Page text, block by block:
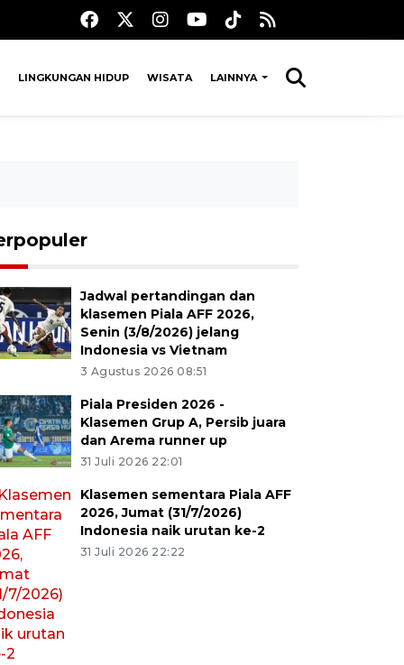
LINGKUNGAN HIDUP WISATA LAINNYA
Jadwal pertandingan dan
klasemen Piala AFF 2026,
Senin (3/8/2026) jelang
Indonesia vs Vietnam
3 Agustus 2026 08:51
Piala Presiden 2026 -
Klasemen Grup A, Persib juara
dan Arema runner up
31 Juli 2026 22:01
Klasemen sementara Piala AFF
2026, Jumat (31/7/2026)
Indonesia naik urutan ke-2
31 Juli 2026 22:22